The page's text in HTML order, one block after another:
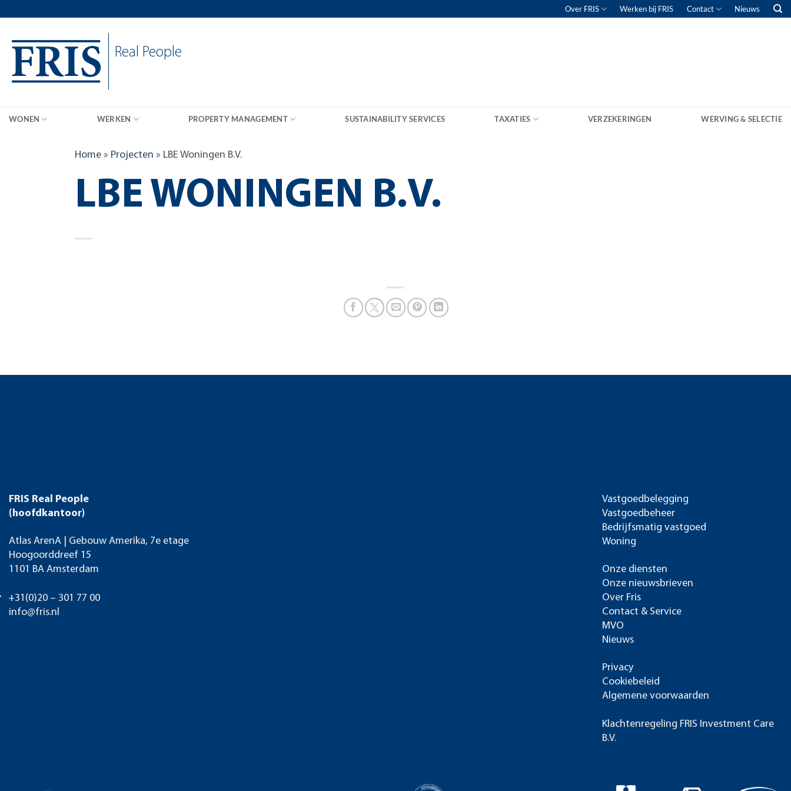
Over FRIS Werken bij FRIS Contact Nieuws
Real People
WONEN WERKEN PROPERTY MANAGEMENT SUSTAINABILITY SERVICES TAXATIES VERZEKERINGEN WERVING & SELECTIE
Home » Projecten » LBE Woningen B.V.
LBE WONINGEN B.V.
FRIS Real People
(hoofdkantoor)
Atlas ArenA | Gebouw Amerika, 7e etage
Hoogoorddreef 15
1101 BA Amsterdam
+31(0)20 – 301 77 00
info@fris.nl
Vastgoedbelegging
Vastgoedbeheer
Bedrijfsmatig vastgoed
Woning
Onze diensten
Onze nieuwsbrieven
Over Fris
Contact & Service
MVO
Nieuws
Privacy
Cookiebeleid
Algemene voorwaarden
Klachtenregeling FRIS Investment Care
B.V.